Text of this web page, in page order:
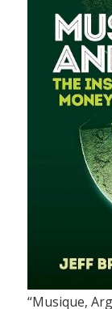
“Musique,